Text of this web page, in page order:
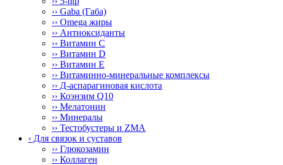
›› Gaba (Габа)
›› Omega жиры
›› Антиоксиданты
›› Витамин C
›› Витамин D
›› Витамин E
›› Витаминно-минеральные комплексы
›› Д-аспарагиновая кислота
›› Коэнзим Q10
›› Мелатонин
›› Минералы
›› Тестобустеры и ZMA
› Для связок и суставов
›› Глюкозамин
›› Коллаген